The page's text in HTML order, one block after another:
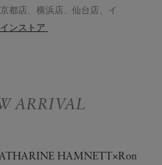
都店、横浜店、仙台店、イ
ンストア
ARRIVAL
HAMNETT×Ron